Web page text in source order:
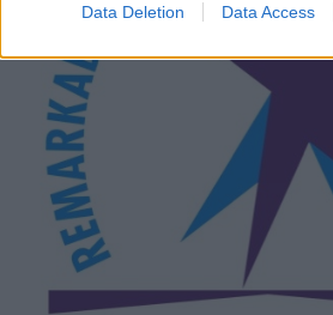
Data Deletion Data Access